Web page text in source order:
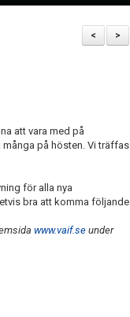
>
<
att vara med på
på hösten. Vi träffas
för alla nya
bra att komma följande
www.vaif.se under